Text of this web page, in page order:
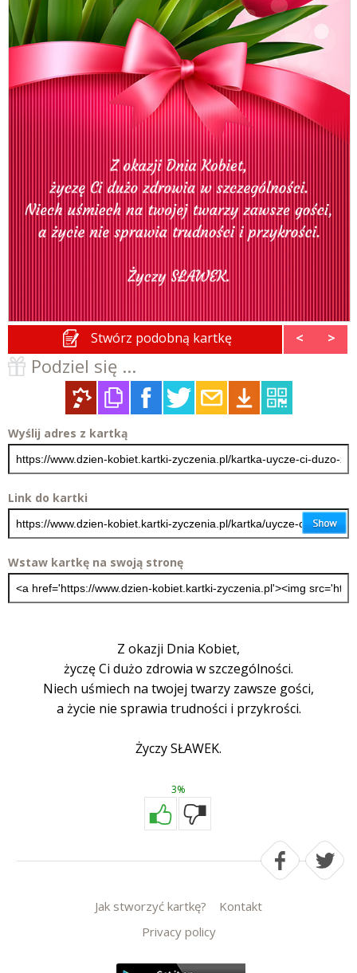
Stwórz podobną kartkę < >
Podziel się ...
Wyślij adres z kartką
Link do kartki
Wstaw kartkę na swoją stronę
Z okazji Dnia Kobiet,
życzę Ci dużo zdrowia w szczególności.
Niech uśmiech na twojej twarzy zawsze gości,
a życie nie sprawia trudności i przykrości.
Życzy SŁAWEK.
3%
Jak stworzyć kartkę?
Kontakt
Privacy policy